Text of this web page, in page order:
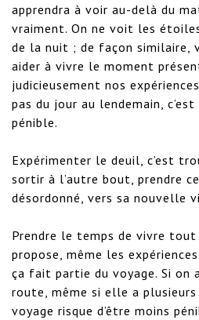
apprendra à voir au-delà du
vraiment. On ne voit les
de la nuit ; de façon similaire,
aider à vivre le moment
judicieusement nos
pas du jour au lendemain,
pénible.
Expérimenter le deuil, c’est
sortir à l’autre bout, prendre
désordonné, vers sa nouvelle
Prendre le temps de vivre tout
propose, même les
ça fait partie du voyage. Si on
route, même si elle a
voyage risque d’être moins